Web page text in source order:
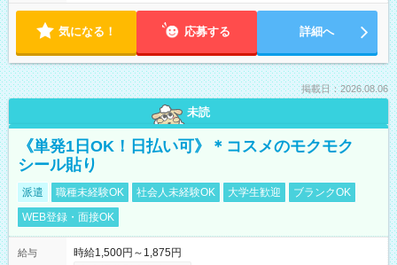
気になる！ 応募する 詳細へ
掲載日：2026.08.06
未読
《単発1日OK！日払い可》＊コスメのモクモク
シール貼り
派遣 職種未経験OK 社会人未経験OK 大学生歓迎
ブランクOK
WEB登録・面接OK
給与
時給1,500円～1,875円